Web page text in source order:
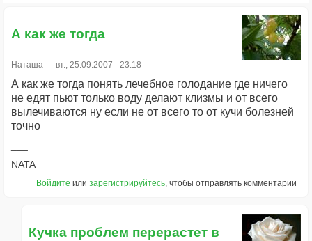
А как же тогда
Наташа — вт., 25.09.2007 - 23:18
А как же тогда понять лечебное голодание где ничего
не едят пьют только воду делают клизмы и от всего
вылечиваются ну если не от всего то от кучи болезней
точно
NATA
Войдите или зарегистрируйтесь, чтобы отправлять комментарии
Кучка проблем перерастет в